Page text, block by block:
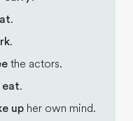
.
.
the actors.
.
up her own mind.